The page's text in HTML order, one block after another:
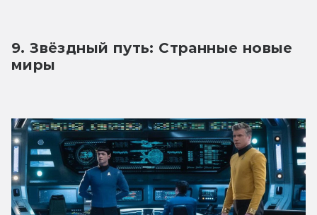
9. Звёздный путь: Странные новые
миры